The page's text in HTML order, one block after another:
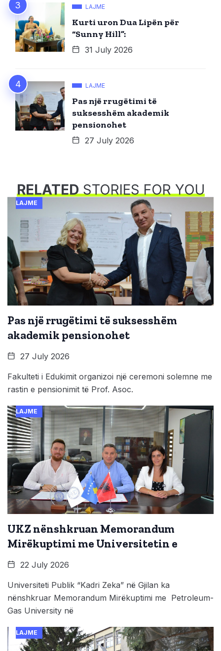
LAJME
Kurti uron Dua Lipën për
“Sunny Hill”:
31 July 2026
LAJME
Pas një rrugëtimi të
suksesshëm akademik
pensionohet
27 July 2026
RELATEDSTORIES FOR YOU
LAJME
Pas një rrugëtimi të suksesshëm
akademik pensionohet
27 July 2026
Fakulteti i Edukimit organizoi një ceremoni solemne me
rastin e pensionimit të Prof. Asoc.
LAJME
UKZ nënshkruan Memorandum
Mirëkuptimi me Universitetin e
22 July 2026
Universiteti Publik “Kadri Zeka” në Gjilan ka
nënshkruar Memorandum Mirëkuptimi me Petroleum-
Gas University në
LAJME